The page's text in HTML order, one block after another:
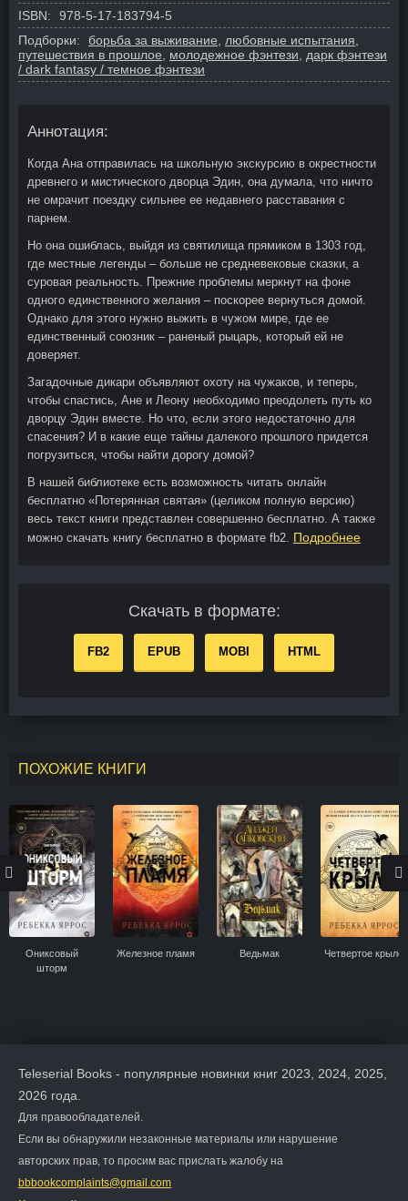
ISBN:
978-5-17-183794-5
Подборки:
борьба за выживание любовные испытания
путешествия в прошлое
молодежное фэнтези
дарк фэнтези
/ dark fantasy / темное фэнтези
Аннотация:
Когда Ана отправилась на школьную экскурсию в окрестности
древнего и мистического дворца Эдин, она думала, что ничто
не омрачит поездку сильнее ее недавнего расставания с
парнем.
Но она ошиблась, выйдя из святилища прямиком в 1303 год,
где местные легенды – больше не средневековые сказки, а
суровая реальность. Прежние проблемы меркнут на фоне
одного единственного желания – поскорее вернуться домой.
Однако для этого нужно выжить в чужом мире, где ее
единственный союзник – раненый рыцарь, который ей не
доверяет.
Загадочные дикари объявляют охоту на чужаков, и теперь,
чтобы спастись, Ане и Леону необходимо преодолеть путь ко
дворцу Эдин вместе. Но что, если этого недостаточно для
спасения? И в какие еще тайны далекого прошлого придется
погрузиться, чтобы найти дорогу домой?
В нашей библиотеке есть возможность читать онлайн
бесплатно «Потерянная святая» (целиком полную версию)
весь текст книги представлен совершенно бесплатно. А также
можно скачать книгу бесплатно в формате fb2. Подробнее
Скачать в формате:
FB2 EPUB MOBI HTML
ПОХОЖИЕ КНИГИ
Ониксовый
шторм
Железное пламя Ведьмак Четвертое крыло
Teleserial Books - популярные новинки книг 2023, 2024, 2025,
2026 года.
Для правообладателей.
Если вы обнаружили незаконные материалы или нарушение
авторских прав, то просим вас прислать жалобу на
bbbookcomplaints@gmail.com